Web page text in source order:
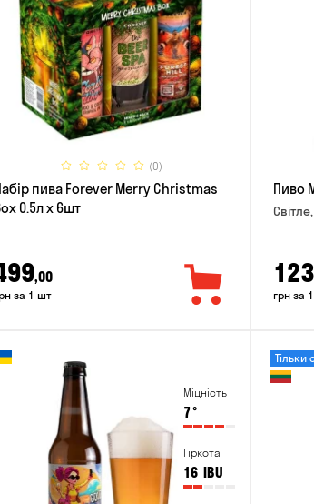
(0)
пива Forever Merry Christmas
0.5л x 6шт
,00
за 1 шт
Пиво
123
грн за
Міцність
7°
Гіркота
16 IBU
Тільки